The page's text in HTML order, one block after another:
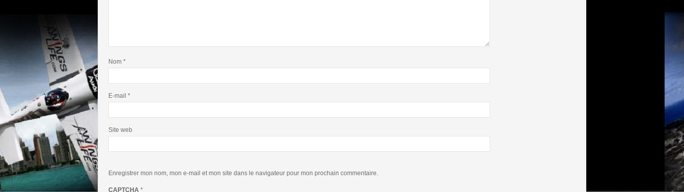
Nom *
E-mail *
Site web
Enregistrer mon nom, mon e-mail et mon site dans le navigateur pour mon prochain commentaire.
CAPTCHA *